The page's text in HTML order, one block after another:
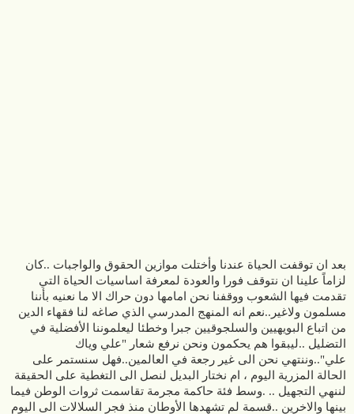
بعد ان توقفت الحياة عندنا وأختلت موازين الحقوق والواجبات ..كان
لزاماً علينا ان نتوقف فورا والعودة لمعرفة اساسيات الحياة التي
تقدمت فيها الشعوب ووقفنا نحن امامها دون حراك الا ما نعنيه بأننا
مسلمون ولاغير..نعم انه المنهج المدرسي الذي صاغه لنا فقهاء الدين
من اتباع البويهيين والسلجوقيين جبرا وخطئا ليعلموننا الأفضلية في
التضليل ..ليبقوا هم يحكمون ونحن نرفع شعار "علي وياك
علي"..وننتهي نحن الى غير رجعة في العالمين..فهل سنستمر على
الحالة المزرية اليوم ، ام نختار البديل لنصل الى التغطية على الحقيقة
لننهي التجهيل .. .وسط فئة حاكمة مجرمة تقاسمت ثروات الوطن فيما
بينها والاخرين ..قسمة لم تشهدها الأوطان منذ فجر السلالات الى اليوم